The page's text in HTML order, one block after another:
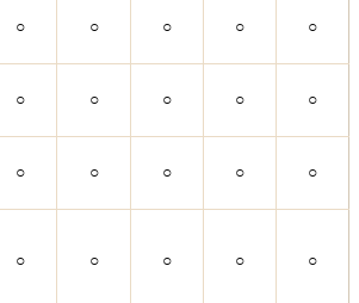
○ ○ ○ ○ ○
○ ○ ○ ○ ○
○ ○ ○ ○ ○
○ ○ ○ ○ ○